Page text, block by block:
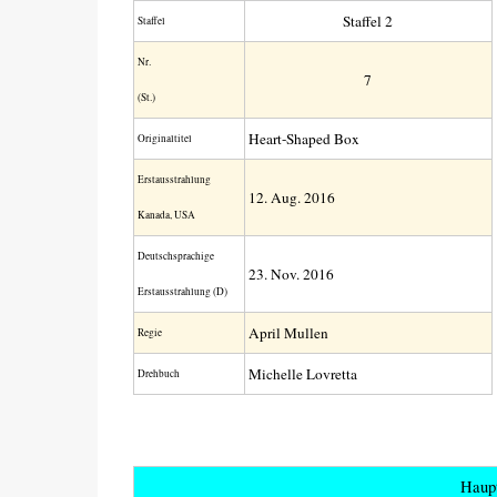
Staffel Staffel 2
Nr.
(St.)
7
Original­titel Heart-Shaped Box
Erstaus­strahlung
Kanada, USA
12. Aug. 2016
Deutsch­sprachige
Erstaus­strahlung (D)
23. Nov. 2016
Regie April Mullen
Drehbuch Michelle Lovretta